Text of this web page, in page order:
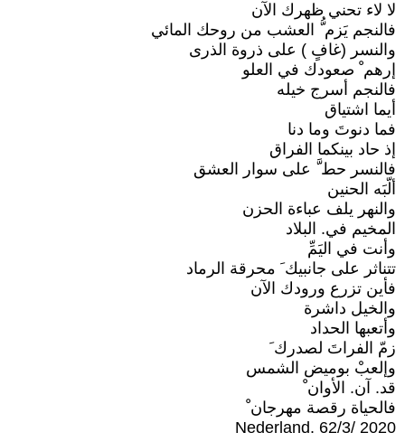
لا لاء تحني ظهرك الآن
فالنجم يَزم ُّ العشب من روحك المائي
والنسر (غافٍ ) على ذروة الذرى
إرهم ْ صعودك في العلو
فالنجم أسرج خيله
أيما اشتياق
فما دنوتَ وما دنا
إذ حاد بينكما الفراق
فالنسر حط َّ على سوار العشق
ألّبَه الحنين
والنهر يلف عباءة الحزن
المخيم في. البلاد
وأنت في اليَمِّ
تتناثر على جانبيك َ محرقة الرماد
فأين تزرع ورودك الآن
والخيل داشرة
وأتعبها الحداد
زمّ الفراتَ لصدرك َ
وإلعبْ بوميض الشمس
قد. آن. الأوان ْ
فالحياة رقصة مهرجان ْ
Nederland. 62/3/ 2020